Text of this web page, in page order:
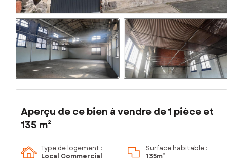
Aperçu de ce bien à vendre de 1 pièce et
135 m²
Type de logement :
Local Commercial
Surface habitable :
135m²